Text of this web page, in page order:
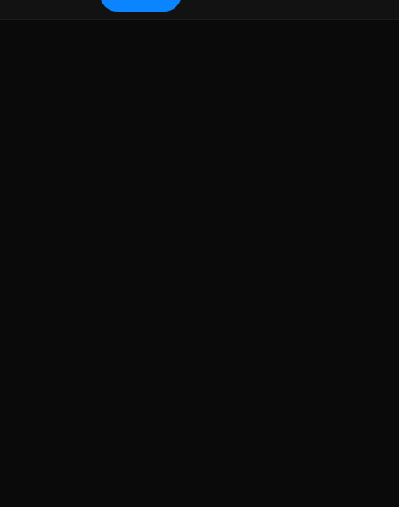
Phạm Bảo Tùng Ly: 5,77%